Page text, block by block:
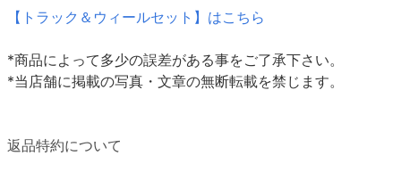
【トラック＆ウィールセット】はこちら
*商品によって多少の誤差がある事をご了承下さい。
*当店舗に掲載の写真・文章の無断転載を禁じます。
返品特約について